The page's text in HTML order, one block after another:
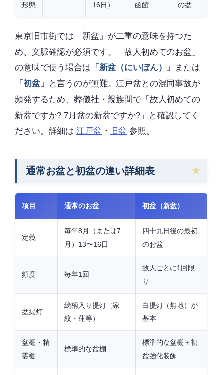
形態
16日）
函館
の盆
東京旧市街では「新盆」が二重の意味を持つた
め、文脈確認が必須です。「故人初めてのお盆」
の意味で使う場合は 「新盆（にいぼん）」
または
「初盆」
と言うのが無難。江戸盆との混同事故が
頻発するため、葬儀社・親族間で「故人初めての
新盆ですか? 7月盆の新盆ですか?」と確認してく
ださい。詳細は 江戸盆 ・ 旧盆 参照。
通常お盆と初盆の違い詳細表
項目 通常のお盆 初盆（新盆）
定義
毎年8月（または7
月）13〜16日
四十九日後の最初
のお盆
頻度 毎年1回
故人ごとに1回限
り
盆提灯
絵柄入り提灯（家
紋・蓮等）
白提灯（無地）が
基本
盆棚・精
霊棚
標準的な盆棚
標準的な盆棚＋初
盆強化装飾